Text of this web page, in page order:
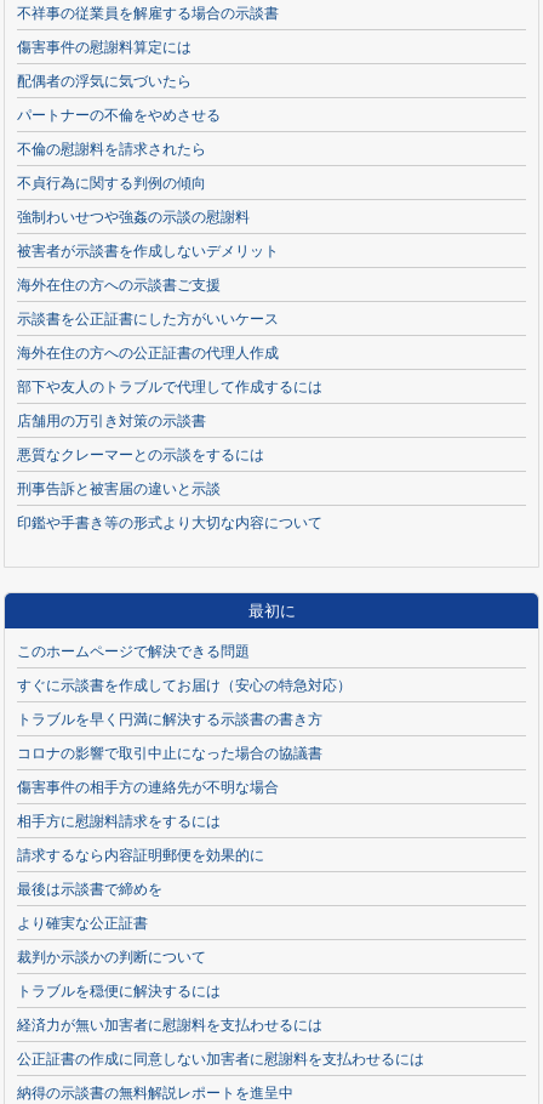
不祥事の従業員を解雇する場合の示談書
傷害事件の慰謝料算定には
配偶者の浮気に気づいたら
パートナーの不倫をやめさせる
不倫の慰謝料を請求されたら
不貞行為に関する判例の傾向
強制わいせつや強姦の示談の慰謝料
被害者が示談書を作成しないデメリット
海外在住の方への示談書ご支援
示談書を公正証書にした方がいいケース
海外在住の方への公正証書の代理人作成
部下や友人のトラブルで代理して作成するには
店舗用の万引き対策の示談書
悪質なクレーマーとの示談をするには
刑事告訴と被害届の違いと示談
印鑑や手書き等の形式より大切な内容について
最初に
このホームページで解決できる問題
すぐに示談書を作成してお届け（安心の特急対応）
トラブルを早く円満に解決する示談書の書き方
コロナの影響で取引中止になった場合の協議書
傷害事件の相手方の連絡先が不明な場合
相手方に慰謝料請求をするには
請求するなら内容証明郵便を効果的に
最後は示談書で締めを
より確実な公正証書
裁判か示談かの判断について
トラブルを穏便に解決するには
経済力が無い加害者に慰謝料を支払わせるには
公正証書の作成に同意しない加害者に慰謝料を支払わせるには
納得の示談書の無料解説レポートを進呈中